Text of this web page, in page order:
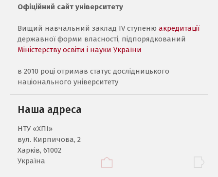
Офіційний сайт університету
Вищий навчальний заклад IV ступенюакредитації
державної форми власності, підпорядкований
Міністерству освіти і науки України
в 2010 році отримав статус дослідницького
національного університету
Наша адреса
НТУ «ХПI»
вул. Кирпичова, 2
Харків, 61002
Україна